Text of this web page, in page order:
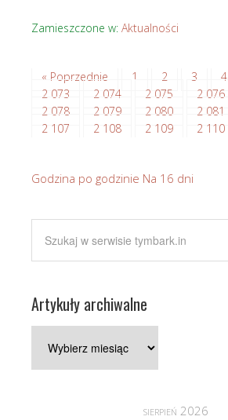
Zamieszczone w: Aktualności
« Poprzednie 1 2 3 4
2 073
2 074 2 075 2 076
2 078
2 079 2 080 2 081
2 107
2 108 2 109 2 110
Godzina po godzinie Na 16 dni
Artykuły archiwalne
archiwalne
sierpień 2026